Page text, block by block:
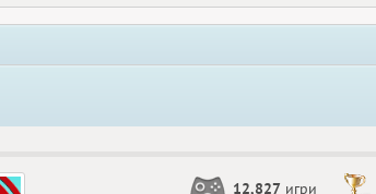
12,827 игри